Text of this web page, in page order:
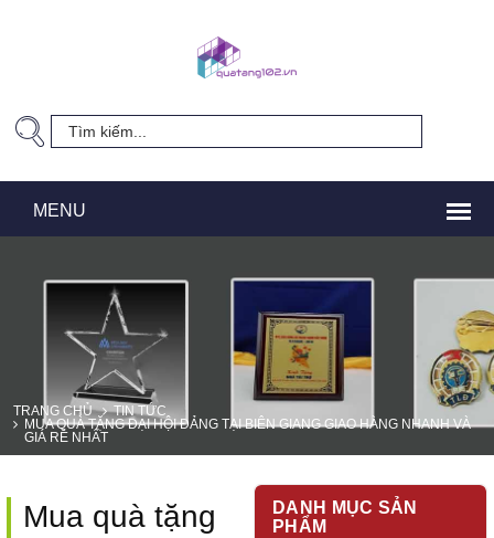
TRANG CHỦ
TIN TỨC
MUA QUÀ TẶNG ĐẠI HỘI ĐẢNG TẠI BIÊN GIANG GIAO HÀNG NHANH VÀ
GIÁ RẺ NHẤT
Mua quà tặng
DANH MỤC SẢN
PHẨM